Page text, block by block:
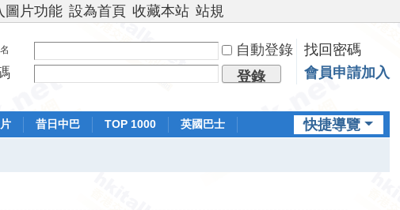
圖片功能 設為首頁 收藏本站 站規
自動登錄
找回密碼
登錄 會員申請加入
快捷導覽
昔日中巴 TOP 1000
英國巴士